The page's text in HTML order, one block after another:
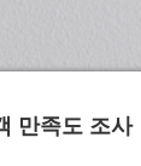
만족도 조사